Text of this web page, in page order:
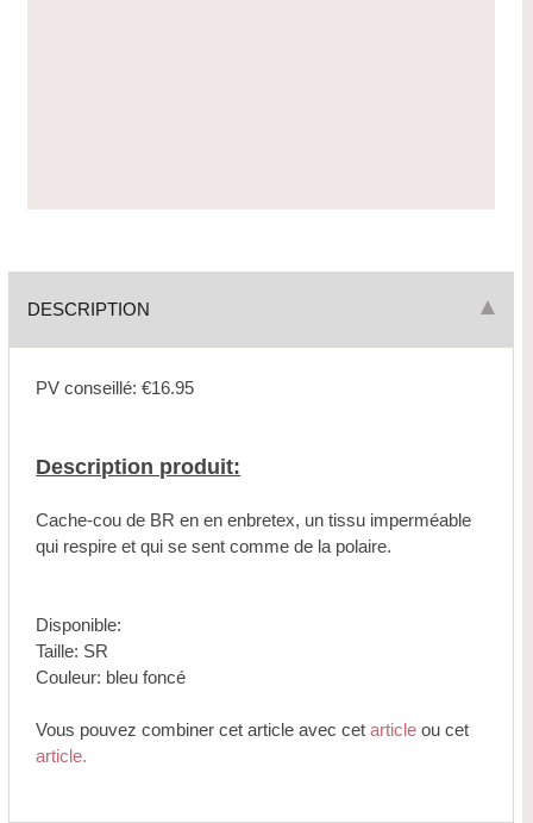
DESCRIPTION
PV conseillé: €16.95
Description produit:
Cache-cou de BR en en enbretex, un tissu imperméable
qui respire et qui se sent comme de la polaire.
Disponible:
Taille: SR
Couleur: bleu foncé
Vous pouvez combiner cet article avec cetarticleou cet
article.